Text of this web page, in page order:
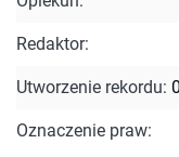
Redaktor:
Utworzenie rekordu:
Oznaczenie praw: